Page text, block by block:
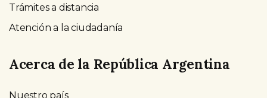
Trámites a distancia
Atención a la ciudadanía
Acerca de la República Argentina
Nuestro país